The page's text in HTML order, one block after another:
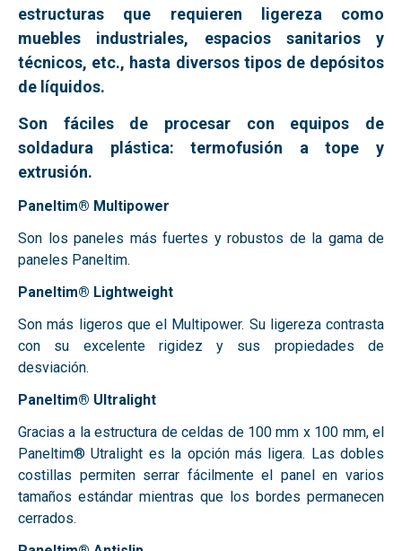
estructuras que requieren
ligereza como
muebles industriales, espacios sanitarios y
técnicos, etc., hasta diversos tipos de depósitos
de líquidos.
Son fáciles de procesar con equipos de
soldadura plástica: termofusión a tope y
extrusión.
Paneltim® Multipower
Son los paneles más fuertes y robustos de la gama de
paneles Paneltim.
Paneltim® Lightweight
Son más ligeros que el Multipower. Su ligereza contrasta
con su excelente rigidez y sus propiedades de
desviación.
Paneltim® Ultralight
Gracias a la estructura de celdas de 100 mm x 100 mm, el
Paneltim® Utralight es la opción más ligera. Las dobles
costillas permiten serrar fácilmente el panel en varios
tamaños estándar mientras que los bordes permanecen
cerrados.